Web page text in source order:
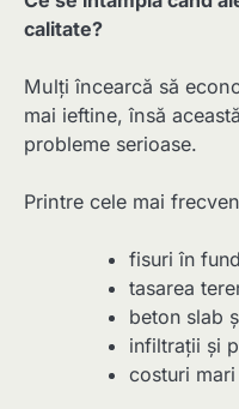
calitate?
Mulți încearcă să
mai ieftine, însă
probleme serioase.
Printre cele mai
fisuri în
tasarea
beton slab
infiltrații și
costuri